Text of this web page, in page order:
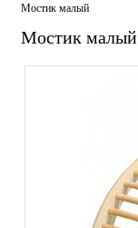
Мостик малый
Мостик малый